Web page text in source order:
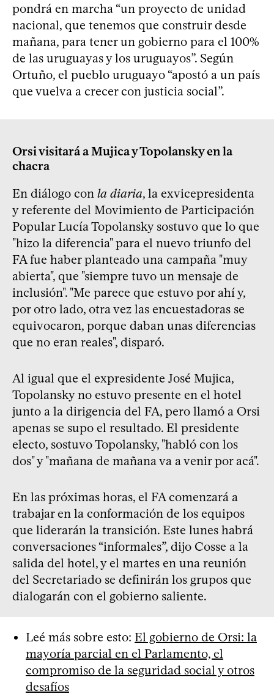
pondrá en marcha “un proyecto de unidad
nacional, que tenemos que construir desde
mañana, para tener un gobierno para el 100%
de las uruguayas y los uruguayos”. Según
Ortuño, el pueblo uruguayo “apostó a un país
que vuelva a crecer con justicia social”.
Orsi visitará a Mujica y Topolansky en la
chacra
En diálogo con la diaria, la exvicepresidenta
y referente del Movimiento de Participación
Popular Lucía Topolansky sostuvo que lo que
"hizo la diferencia" para el nuevo triunfo del
FA fue haber planteado una campaña "muy
abierta", que "siempre tuvo un mensaje de
inclusión". "Me parece que estuvo por ahí y,
por otro lado, otra vez las encuestadoras se
equivocaron, porque daban unas diferencias
que no eran reales", disparó.
Al igual que el expresidente José Mujica,
Topolansky no estuvo presente en el hotel
junto a la dirigencia del FA, pero llamó a Orsi
apenas se supo el resultado. El presidente
electo, sostuvo Topolansky, "habló con los
dos" y "mañana de mañana va a venir por acá".
En las próximas horas, el FA comenzará a
trabajar en la conformación de los equipos
que liderarán la transición. Este lunes habrá
conversaciones “informales”, dijo Cosse a la
salida del hotel, y el martes en una reunión
del Secretariado se definirán los grupos que
dialogarán con el gobierno saliente.
Leé más sobre esto: El gobierno de Orsi: la
mayoría parcial en el Parlamento, el
compromiso de la seguridad social y otros
desafíos